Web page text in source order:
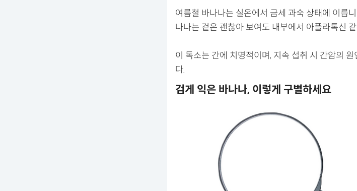
여름철 바나나는 실온에서 금세 과숙 상태에 이릅
나나는 겉은 괜찮아 보여도 내부에서 아플라톡신
이 독소는 간에 치명적이며, 지속 섭취 시 간암의
다.
검게 익은 바나나, 이렇게 구별하세요